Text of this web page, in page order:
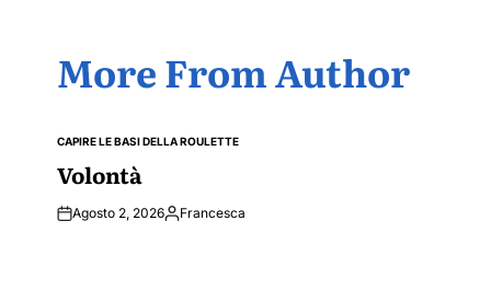
More From Author
POSTED
CAPIRE LE BASI DELLA ROULETTE
Volontà
Agosto 2, 2026PostedFrancesca